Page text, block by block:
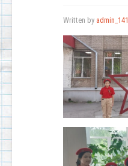
Written by admin_141